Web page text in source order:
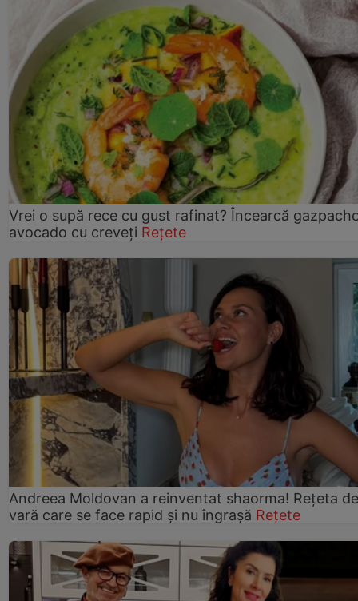
Vrei o supă rece cu gust rafinat? Încearcă
avocado cu creveți Rețete
Andreea Moldovan a reinventat shaorma! Rețeta de
vară care se face rapid și nu îngrașă Rețete